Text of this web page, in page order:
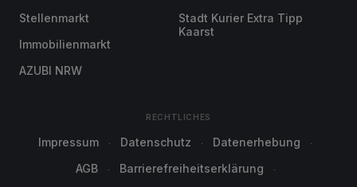
Stellenmarkt
Immobilienmarkt
AZUBI NRW
Stadt Kurier Extra Tipp
Kaarst
RECHTLICHES
Impressum Datenschutz
Datenerhebung
AGB
Barrierefreiheitserklärung